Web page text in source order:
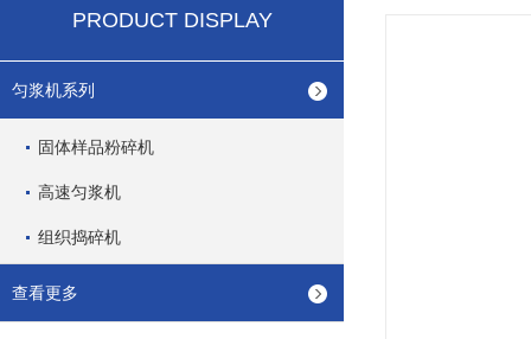
PRODUCT DISPLAY
匀浆机系列
固体样品粉碎机
高速匀浆机
组织捣碎机
查看更多